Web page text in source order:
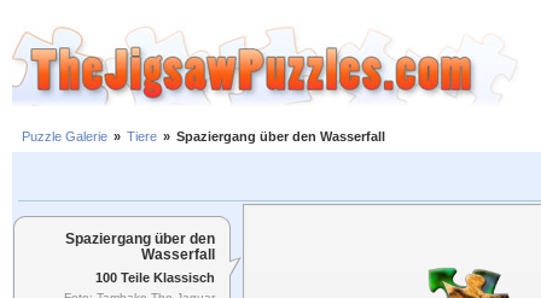
Puzzle Galerie » Tiere » Spaziergang über den Wasserfall
Spaziergang über den
Wasserfall
100 Teile Klassisch